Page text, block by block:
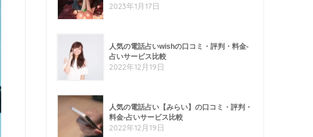
2023年1月17日
人気の電話占いwishの口コミ・評判・料金-
占いサービス比較
2022年12月19日
人気の電話占い【みらい】の口コミ・評判・
料金-占いサービス比較
2022年12月19日